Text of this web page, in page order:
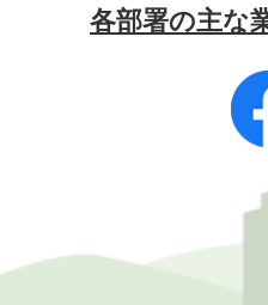
各部署の主な